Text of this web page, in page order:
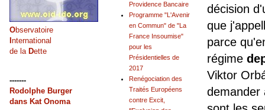
décision
que
parce
régime
Viktor
demander
Providence Bancaire
Programme "L'Avenir
en Commun" de "La
France Insoumise"
pour les
Présidentielles de
2017
Renégociation des
Traités Européens
contre Excit,
Observatoire
International
de la Dette
-------
Rodolphe Burger
dans Kat Onoma